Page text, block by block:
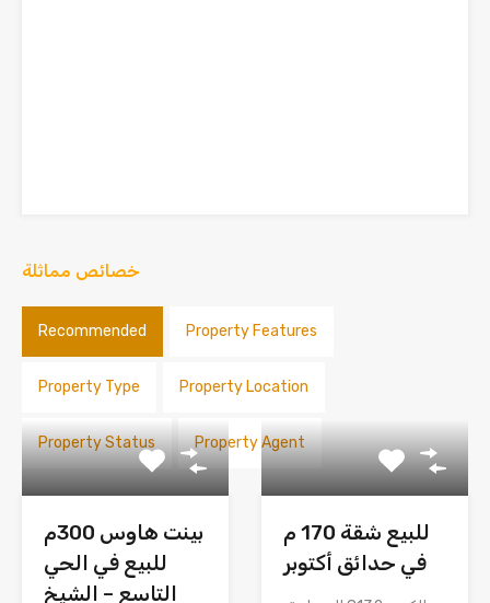
خصائص مماثلة
Recommended Property Features
Property Type Property Location
Property Status Property Agent
بينت هاوس 300م
للبيع في الحي
التاسع – الشيخ
للبيع شقة 170 م
في حدائق أكتوبر